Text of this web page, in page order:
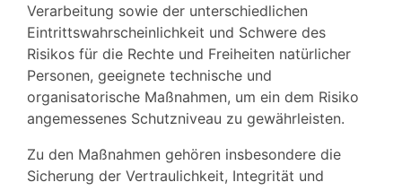
Verarbeitung sowie der unterschiedlichen
Eintrittswahrscheinlichkeit und Schwere des
Risikos für die Rechte und Freiheiten natürlicher
Personen, geeignete technische und
organisatorische Maßnahmen, um ein dem Risiko
angemessenes Schutzniveau zu gewährleisten.
Zu den Maßnahmen gehören insbesondere die
Sicherung der Vertraulichkeit, Integrität und